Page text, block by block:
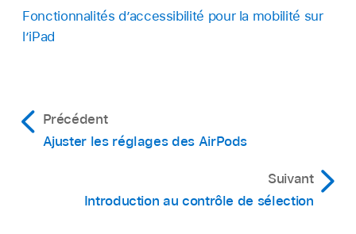
Fonctionnalités d’accessibilité pour la mobilité sur
l’iPad
Précédent
Ajuster les réglages des AirPods
Suivant
Introduction au contrôle de sélection